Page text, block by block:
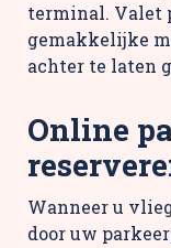
terminal. Valet
gemakkelijke
achter te laten
Online
Wanneer u
door uw